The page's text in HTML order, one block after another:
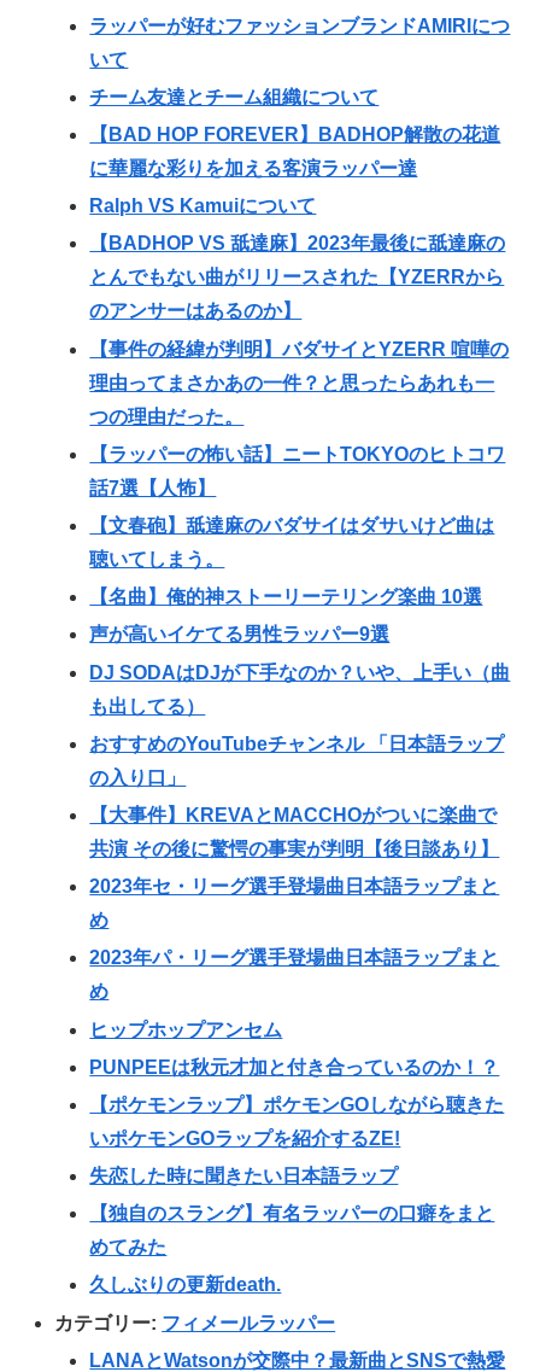
ラッパーが好むファッションブランドAMIRIにつ
いて
チーム友達とチーム組織について
【BAD HOP FOREVER】BADHOP解散の花道
に華麗な彩りを加える客演ラッパー達
Ralph VS Kamuiについて
【BADHOP VS 舐達麻】2023年最後に舐達麻の
とんでもない曲がリリースされた【YZERRから
のアンサーはあるのか】
【事件の経緯が判明】バダサイとYZERR 喧嘩の
理由ってまさかあの一件？と思ったらあれも一
つの理由だった。
【ラッパーの怖い話】ニートTOKYOのヒトコワ
話7選【人怖】
【文春砲】舐達麻のバダサイはダサいけど曲は
聴いてしまう。
【名曲】俺的神ストーリーテリング楽曲 10選
声が高いイケてる男性ラッパー9選
DJ SODAはDJが下手なのか？いや、上手い（曲
も出してる）
おすすめのYouTubeチャンネル 「日本語ラップ
の入り口」
【大事件】KREVAとMACCHOがついに楽曲で
共演 その後に驚愕の事実が判明【後日談あり】
2023年セ・リーグ選手登場曲日本語ラップまと
め
2023年パ・リーグ選手登場曲日本語ラップまと
め
ヒップホップアンセム
PUNPEEは秋元才加と付き合っているのか！？
【ポケモンラップ】ポケモンGOしながら聴きた
いポケモンGOラップを紹介するZE!
失恋した時に聞きたい日本語ラップ
【独自のスラング】有名ラッパーの口癖をまと
めてみた
久しぶりの更新death.
カテゴリー: フィメールラッパー
LANAとWatsonが交際中？最新曲とSNSで熱愛